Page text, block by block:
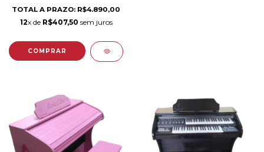
TOTAL A PRAZO: R$4.890,00
12x de R$407,50 sem juros